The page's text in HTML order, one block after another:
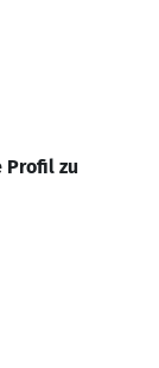
Profil zu